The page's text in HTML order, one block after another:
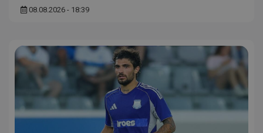
08.08.2026 - 18:39